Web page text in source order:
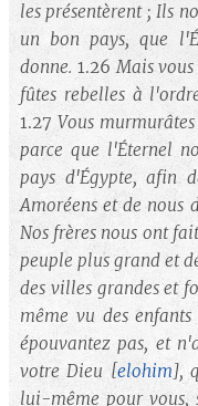
les présentèrent ; Ils
un bon pays, que
donne. 1.26Mais
fûtes rebelles à
1.27 Vous
parce que l'Éternel
pays d'Égypte, afin
Amoréens et de nous
Nos frères nous ont
peuple plus grand et
des villes grandes et
même vu des
épouvantez pas, et
votre Dieu [elohim],
lui-même pour